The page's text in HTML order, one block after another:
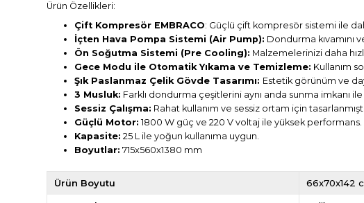
Ürün Özellikleri:
Çift Kompresör EMBRACO: Güçlü çift kompresör sistemi ile
İçten Hava Pompa Sistemi (Air Pump): Dondurma
Ön Soğutma Sistemi (Pre Cooling): Malzemelerinizi daha
Gece Modu ile Otomatik Yıkama ve Temizleme: Kullanım
Şık Paslanmaz Çelik Gövde Tasarımı: Estetik görünüm ve
3 Musluk: Farklı dondurma çeşitlerini aynı anda sunma imkanı
Sessiz Çalışma: Rahat kullanım ve sessiz ortam için
Güçlü Motor: 1800 W güç ve 220 V voltaj ile yüksek performans.
Kapasite: 25 L ile yoğun kullanıma uygun.
Boyutlar: 715x560x1380 mm
Ürün Boyutu 66x70x142